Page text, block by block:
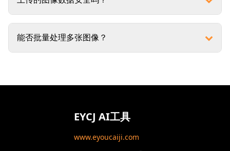
能否批量处理多张图像？
EYCJ AI工具
www.eyoucaiji.com